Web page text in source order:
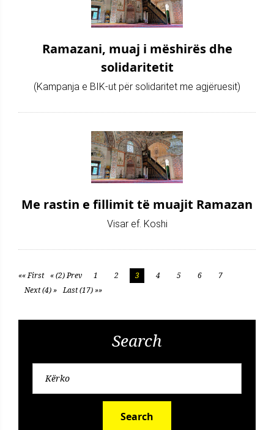
Ramazani, muaj i mëshirës dhe
solidaritetit
(Kampanja e BIK-ut për solidaritet me agjëruesit)
Me rastin e fillimit të muajit Ramazan
Visar ef. Koshi
«« First « (2) Prev 1 2 3 4 5 6
7
Next (4) » Last (17) »»
Search
Search